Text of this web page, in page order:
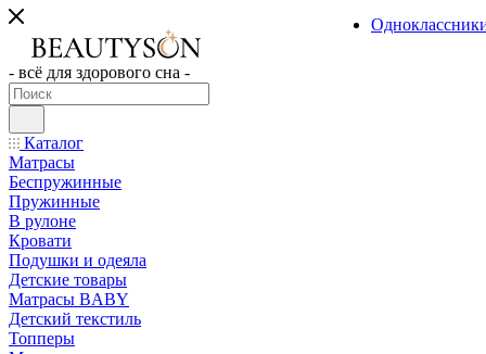
- всё для здорового сна -
Каталог
Матрасы
Беспружинные
Пружинные
В рулоне
Кровати
Подушки и одеяла
Детские товары
Матрасы BABY
Детский текстиль
Топперы